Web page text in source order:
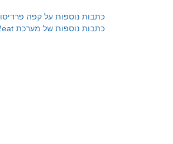
כתבות נוספות על קפה פרדיסו
כתבות נוספות של מערכת 2eat